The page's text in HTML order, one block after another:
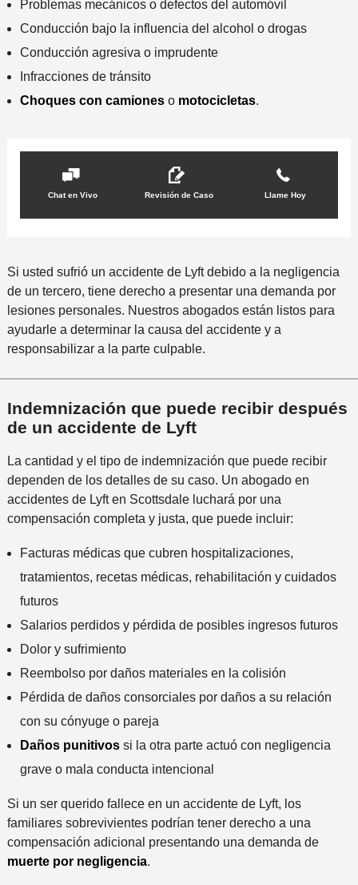
Problemas mecánicos o defectos del automóvil
Conducción bajo la influencia del alcohol o drogas
Conducción agresiva o imprudente
Infracciones de tránsito
Choques con camioneso motocicletas.
Chat en Vivo Revisión de Caso Llame Hoy
Si usted sufrió un accidente de Lyft debido a la negligencia
de un tercero, tiene derecho a presentar una demanda por
lesiones personales. Nuestros abogados están listos para
ayudarle a determinar la causa del accidente y a
responsabilizar a la parte culpable.
Indemnización que puede recibir después
de un accidente de Lyft
La cantidad y el tipo de indemnización que puede recibir
dependen de los detalles de su caso. Un abogado en
accidentes de Lyft en Scottsdale luchará por una
compensación completa y justa, que puede incluir:
Facturas médicas que cubren hospitalizaciones,
tratamientos, recetas médicas, rehabilitación y cuidados
futuros
Salarios perdidos y pérdida de posibles ingresos futuros
Dolor y sufrimiento
Reembolso por daños materiales en la colisión
Pérdida de daños consorciales por daños a su relación
con su cónyuge o pareja
Daños punitivossi la otra parte actuó con negligencia
grave o mala conducta intencional
Si un ser querido fallece en un accidente de Lyft, los
familiares sobrevivientes podrían tener derecho a una
compensación adicional presentando una demanda de
muerte por negligencia.